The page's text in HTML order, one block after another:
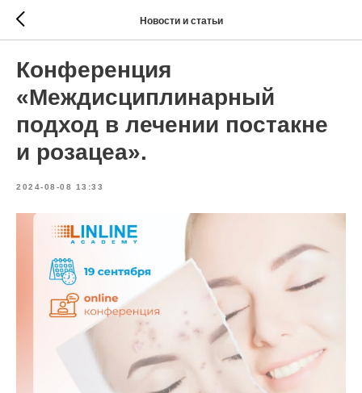
Новости и статьи
Конференция
«Междисциплинарный
подход в лечении постакне
и розацеа».
2024-08-08 13:33